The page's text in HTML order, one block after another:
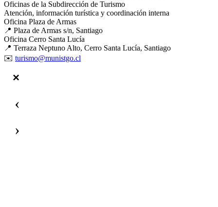
Oficinas de la Subdirección de Turismo
Atención, información turística y coordinación interna
Oficina Plaza de Armas
📍 Plaza de Armas s/n, Santiago
Oficina Cerro Santa Lucía
📍 Terraza Neptuno Alto, Cerro Santa Lucía, Santiago
✉️ turismo@munistgo.cl
‹
›